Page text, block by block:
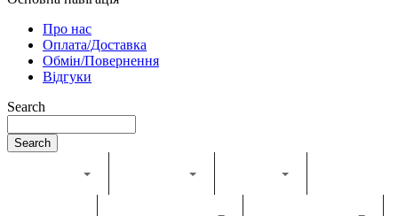
Про нас
Оплата/Доставка
Обмін/Повернення
Відгуки
Search
Search